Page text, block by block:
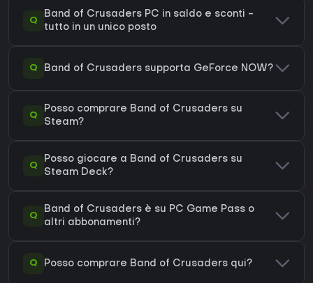
Q
Band of Crusaders PC in saldo e sconti -
tutto in un unico posto
Q Band of Crusaders supporta GeForce NOW?
Q
Posso comprare Band of Crusaders su
Steam?
Q
Posso giocare a Band of Crusaders su
Steam Deck?
Q
Band of Crusaders è su PC Game Pass o
altri abbonamenti?
Q Posso comprare Band of Crusaders qui?